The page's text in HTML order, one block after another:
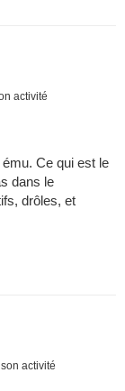
activité
Ce qui est le
dans le
drôles, et
activité